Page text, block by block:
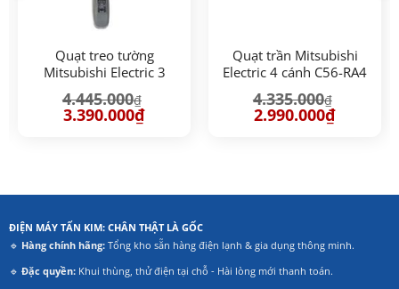
Quạt treo tường
Mitsubishi Electric 3
4.445.000₫
Giá
gốc
3.390.000₫Giá
Quạt trần Mitsubishi
Electric 4 cánh C56-RA4
4.335.000₫
Giá
gốc
2.990.000₫Giá
ĐIỆN MÁY TẤN KIM: CHÂN THẬT LÀ GỐC
🔹 Hàng chính hãng:Tổng kho sẵn hàng điện lạnh & gia dụng thông minh.
🔹 Đặc quyền:Khui thùng, thử điện tại chỗ - Hài lòng mới thanh toán.